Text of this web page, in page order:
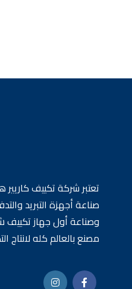
تعتبر شركة تكييف
صناعة أجهزة التبريد
وصناعة أول جهاز تكييف
مصنع بالعالم كله لانتاج